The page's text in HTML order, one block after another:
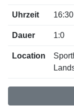
Uhrzeit
Dauer 1:0
Location